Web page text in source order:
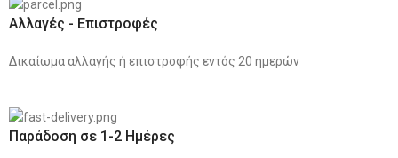
Αλλαγές - Επιστροφές
Δικαίωμα αλλαγής ή επιστροφής εντός 20 ημερών
Παράδοση σε 1-2 Ημέρες